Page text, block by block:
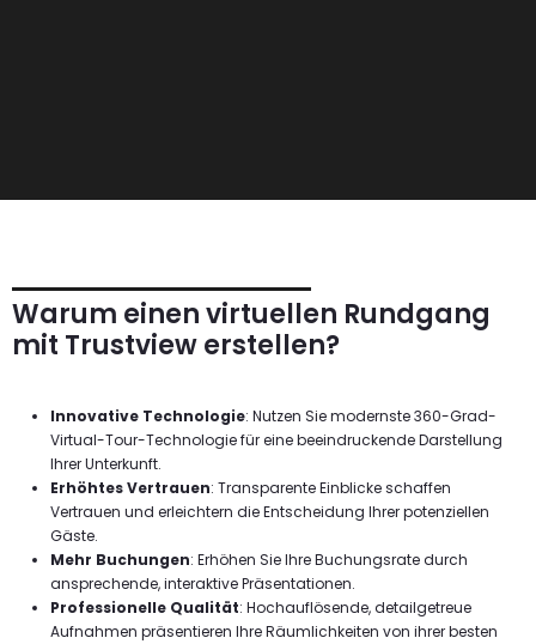
Warum einen virtuellen Rundgang
mit Trustview erstellen?
Innovative Technologie: Nutzen Sie modernste 360-Grad-
Virtual-Tour-Technologie für eine beeindruckende Darstellung
Ihrer Unterkunft.
Erhöhtes Vertrauen: Transparente Einblicke schaffen
Vertrauen und erleichtern die Entscheidung Ihrer potenziellen
Gäste.
Mehr Buchungen: Erhöhen Sie Ihre Buchungsrate durch
ansprechende, interaktive Präsentationen.
Professionelle Qualität: Hochauflösende, detailgetreue
Aufnahmen präsentieren Ihre Räumlichkeiten von ihrer besten